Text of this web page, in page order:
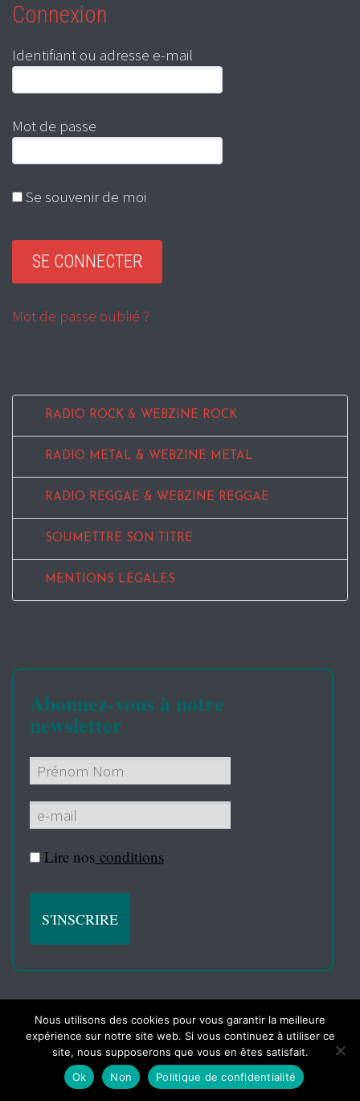
Connexion
Identifiant ou adresse e-mail
Mot de passe
Se souvenir de moi
Mot de passe oublié ?
RADIO ROCK & WEBZINE ROCK
RADIO METAL & WEBZINE METAL
RADIO REGGAE & WEBZINE REGGAE
SOUMETTRE SON TITRE
MENTIONS LEGALES
Abonnez-vous à notre
newsletter
Lire nos conditions
© La Grosse Radio, 2021
Nous utilisons des cookies pour vous garantir la meilleure
expérience sur notre site web. Si vous continuez à utiliser ce
site, nous supposerons que vous en êtes satisfait.
Ok
Non Politique de confidentialité